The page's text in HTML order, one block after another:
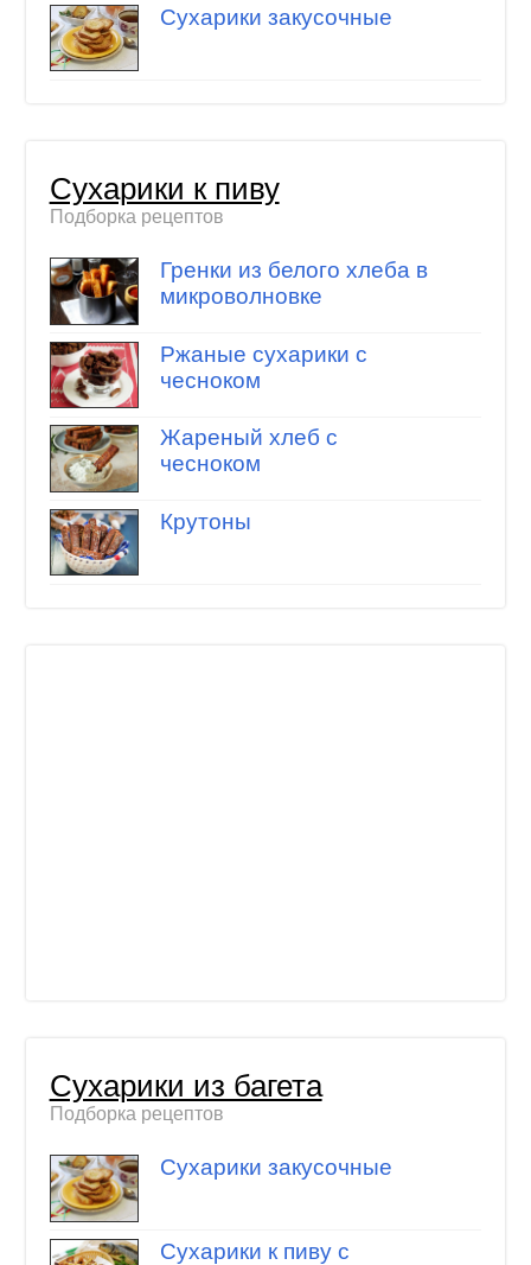
Сухарики закусочные
Сухарики к пиву
Подборка рецептов
Гренки из белого хлеба в
микроволновке
Ржаные сухарики с
чесноком
Жареный хлеб с
чесноком
Крутоны
Сухарики из багета
Подборка рецептов
Сухарики закусочные
Сухарики к пиву с